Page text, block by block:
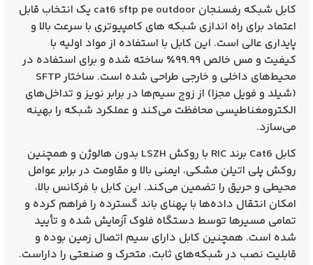
کابل شبکه رفسنجان cat6 sftp pe outdoor یک انتخاب قابل
اعتماد برای راه‌ اندازی شبکه‌ های کامپیوتری با سرعت بالا و
پایداری عالی است. این کابل با استفاده از مواد اولیه با
کیفیت و مس خالص ۹۹.۹۹٪ ساخته شده و برای استفاده در
محیط‌های داخلی و خارجی طراحی شده است. ساختار SFTP
(شیلد و فویل مجزا) از زوج سیم‌ها در برابر نویز و تداخل‌های
الکترومغناطیسی محافظت می‌کند و عملکرد شبکه را بهینه
می‌سازد.
کابل Cat6 برند
RIC با روکش LSZH بدون هالوژن
و همچنین
روکش پلی‌ اتیلن مشکی، ایمنی بالا و مقاومت در برابر عوامل
محیطی و حریق را تضمین می‌کند. این کابل با فرکانس بالا،
امکان انتقال داده‌ها با پهنای باند گسترده را فراهم کرده و
تمامی مسیرها توسط دستگاه فلوک آزمایش شده و تأیید
شده است. همچنین کابل دارای سیم اتصال زمین بوده و
قابلیت نصب در شبکه‌های ثابت، متحرک و صنعتی را داراست.